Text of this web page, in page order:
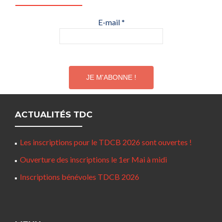
E-mail *
ACTUALITÉS TDC
Les inscriptions pour le TDCB 2026 sont ouvertes !
Ouverture des inscriptions le 1er Mai à midi
Inscriptions bénévoles TDCB 2026